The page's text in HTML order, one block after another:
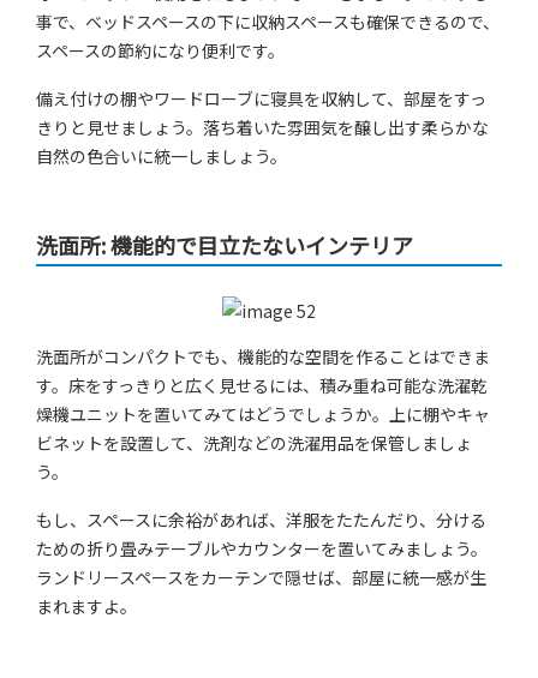
事で、ベッドスペースの下に収納スペースも確保できるので、
スペースの節約になり便利です。
備え付けの棚やワードローブに寝具を収納して、部屋をすっ
きりと見せましょう。落ち着いた雰囲気を醸し出す柔らかな
自然の色合いに統一しましょう。
洗面所: 機能的で目立たないインテリア
洗面所がコンパクトでも、機能的な空間を作ることはできま
す。床をすっきりと広く見せるには、積み重ね可能な洗濯乾
燥機ユニットを置いてみてはどうでしょうか。上に棚やキャ
ビネットを設置して、洗剤などの洗濯用品を保管しましょ
う。
もし、スペースに余裕があれば、洋服をたたんだり、分ける
ための折り畳みテーブルやカウンターを置いてみましょう。
ランドリースペースをカーテンで隠せば、部屋に統一感が生
まれますよ。